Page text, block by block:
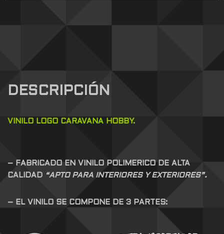
DESCRIPCIÓN
VINILO LOGO CARAVANA HOBBY.
– FABRICADO EN VINILO POLIMERICO DE ALTA
CALIDAD “APTO PARA INTERIORES Y EXTERIORES”.
– EL VINILO SE COMPONE DE 3 PARTES: